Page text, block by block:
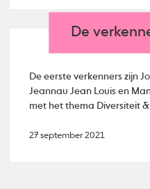
De
De eerste verkenners zijn
Jeannau Jean Louis en
met het thema Diversiteit &
27 september 2021